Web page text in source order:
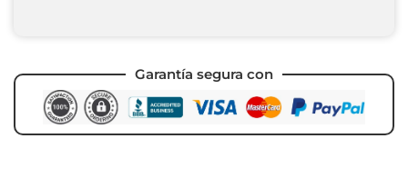
Garantía segura con